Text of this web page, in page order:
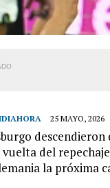
25 MAYO, 2026
del
la próxima